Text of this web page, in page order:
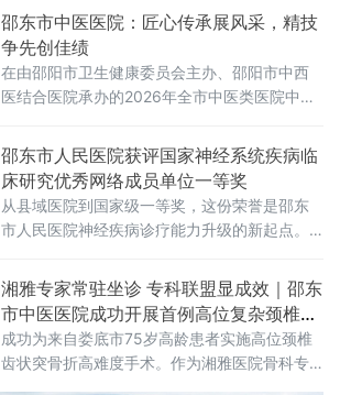
廉桥镇中心卫生院作为市人民医院卒中分中心
承接的首例上级医院下转康复病例，不仅标志
着卒中分中心从急性期救治向康复期管理延伸
迈出实质性步伐，也意味着邵东市紧密型医共
体分级诊疗协同机制顺畅落地，“市级医院救
邵东市中医医院：匠心传承展风采，精技
争先创佳绩
在由邵阳市卫生健康委员会主办、邵阳市中西
医结合医院承办的2026年全市中医类医院中医
以“匠心传承，精技争先”为主题，汇聚全市各中
医医疗机构护理骨干同台竞技、切磋本领，本
次竞赛，深入推进中医药传承创新发展，规范
中医护理技术操作。竞赛设置艾条灸、平衡火
罐、铜砭刮痧、耳穴疗法、中药贴
邵东市人民医院获评国家神经系统疾病临
床研究优秀网络成员单位一等奖
从县域医院到国家级一等奖，这份荣誉是邵东
市人民医院神经疾病诊疗能力升级的新起点。
更加规范、前沿的医疗服务留在本地，切实提
升群众就医获得感
湘雅专家常驻坐诊 专科联盟显成效｜邵东
市中医医院成功开展首例高位复杂颈椎骨
折手术
成功为来自娄底市75岁高龄患者实施高位颈椎
齿状突骨折高难度手术。作为湘雅医院骨科专